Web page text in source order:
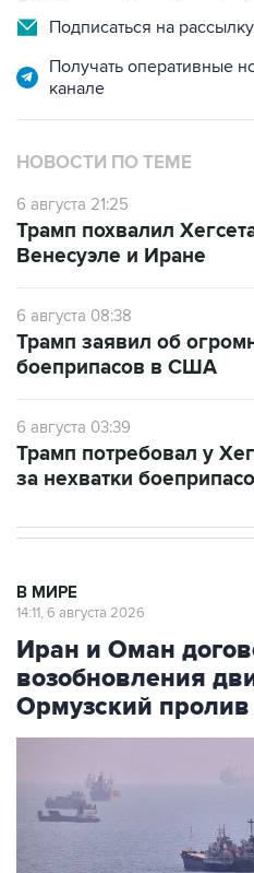
Подписаться на
Получать оперативные
канале
НОВОСТИ ПО ТЕМЕ
6 августа 21:25
Трамп похвалил
Венесуэле и Иране
6 августа 08:38
Трамп заявил об
боеприпасов в США
6 августа 03:39
Трамп потребовал у
за нехватки
В МИРЕ
14:11, 6 августа 2026
Иран и Оман
возобновления
Ормузский